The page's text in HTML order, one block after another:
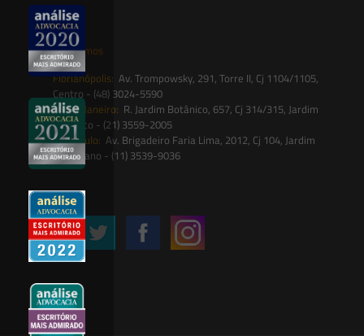
contato@saesadvogados.com.br
Onde estamos
Florianópolis: Av. Trompowsky, 291, Torre II, Cj 1104/1105,
Centro - (48) 3024-5590
Rio de Janeiro: R. Jardim Botânico, 657, Cj 314/315, Jardim
Botânico - (21) 3559-2005
São Paulo: Av. Brigadeiro Faria Lima, 2012, Cj 104, Jardim
Paulistano - (11) 3539-9036
Siga-nos